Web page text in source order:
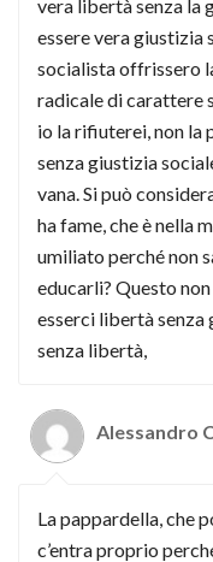
vera libertà senza la
essere vera giustizia
socialista offrissero
radicale di carattere
io la rifiuterei, non
senza giustizia
vana. Si può
ha fame, che è nella
umiliato perché non
educarli? Questo
esserci libertà senza
senza libertà,
Alessandro
La pappardella, che
c’entra proprio